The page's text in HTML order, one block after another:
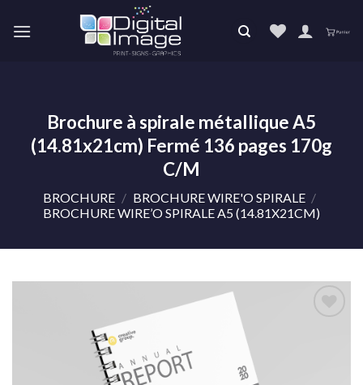
Brochure à spirale métallique A5
(14.81x21cm) Fermé 136 pages 170g
C/M
BROCHURE / BROCHURE WIRE'O SPIRALE /
BROCHURE WIRE’O SPIRALE A5 (14.81X21CM)